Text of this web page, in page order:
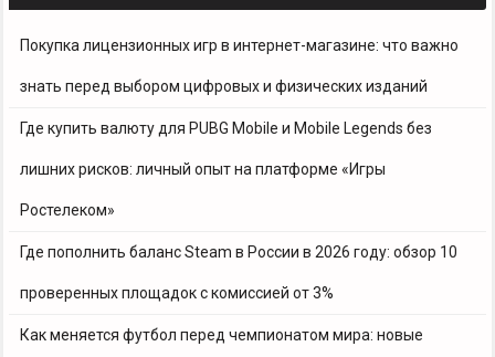
Покупка лицензионных игр в интернет-магазине: что важно
знать перед выбором цифровых и физических изданий
Где купить валюту для PUBG Mobile и Mobile Legends без
лишних рисков: личный опыт на платформе «Игры
Ростелеком»
Где пополнить баланс Steam в России в 2026 году: обзор 10
проверенных площадок с комиссией от 3%
Как меняется футбол перед чемпионатом мира: новые